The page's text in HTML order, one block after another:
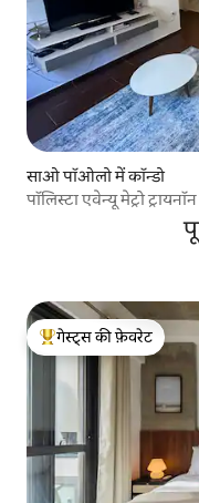
साओ पॉओलो में कॉन्डो
पॉलिस्टा एवेन्यू मेट्रो
गेस्ट्स का टॉप फ़ेवरेट
गेस्ट्स की फ़ेवरेट